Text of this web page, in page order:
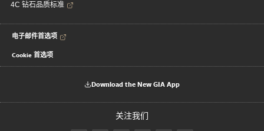
4C 钻石品质标准
电子邮件首选项
Cookie 首选项
Download the New GIA App
关注我们